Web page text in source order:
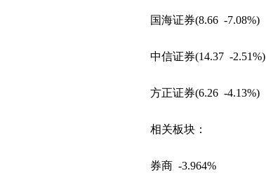
国海证券(8.66 -7.08%)
中信证券(14.37 -2.51%)
方正证券(6.26 -4.13%)
相关板块：
券商 -3.964%